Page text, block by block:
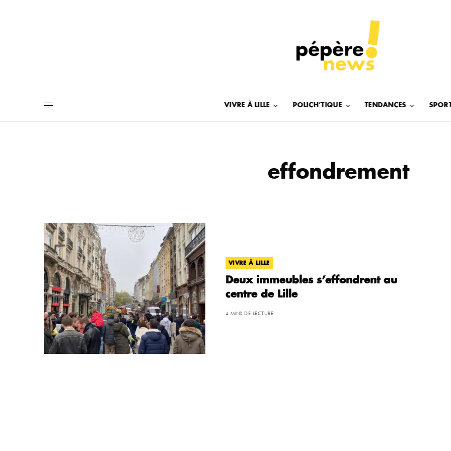
VIVRE À LILLE POLICH’TIQUE TENDANCES SPORT
effondrement
VIVRE À LILLE
Deux immeubles s’effondrent au
centre de Lille
4 MINS DE LECTURE